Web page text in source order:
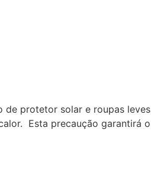
protetor solar e roupas
Esta precaução garantirá